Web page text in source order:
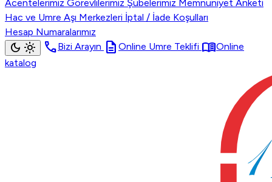
Acentelerimiz Görevlilerimiz Şubelerimiz Memnuniyet Anketi
Hac ve Umre Aşı Merkezleri İptal / İade Koşulları
Hesap Numaralarımız
dark_mode light_mode callBizi Arayın description Online Umre Teklifi menu_bookOnline
katalog